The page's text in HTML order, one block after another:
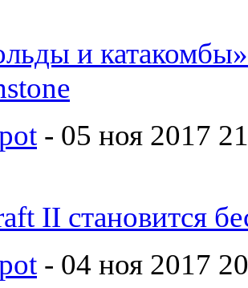
и
- 05 ноя 2017
II становится
- 04 ноя 2017